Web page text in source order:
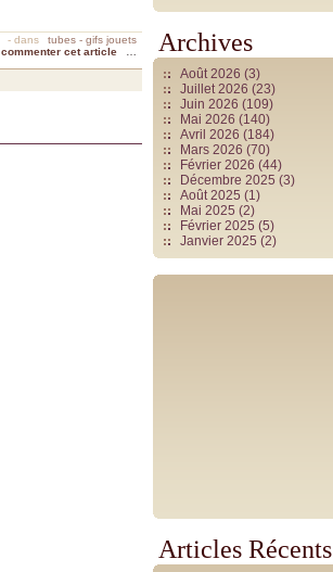
- dans
tubes - gifs jouets
commenter cet article
Archives
Août 2026 (3)
Juillet 2026 (23)
Juin 2026 (109)
Mai 2026 (140)
Avril 2026 (184)
Mars 2026 (70)
Février 2026 (44)
Décembre 2025 (3)
Août 2025 (1)
Mai 2025 (2)
Février 2025 (5)
Janvier 2025 (2)
Articles Récents